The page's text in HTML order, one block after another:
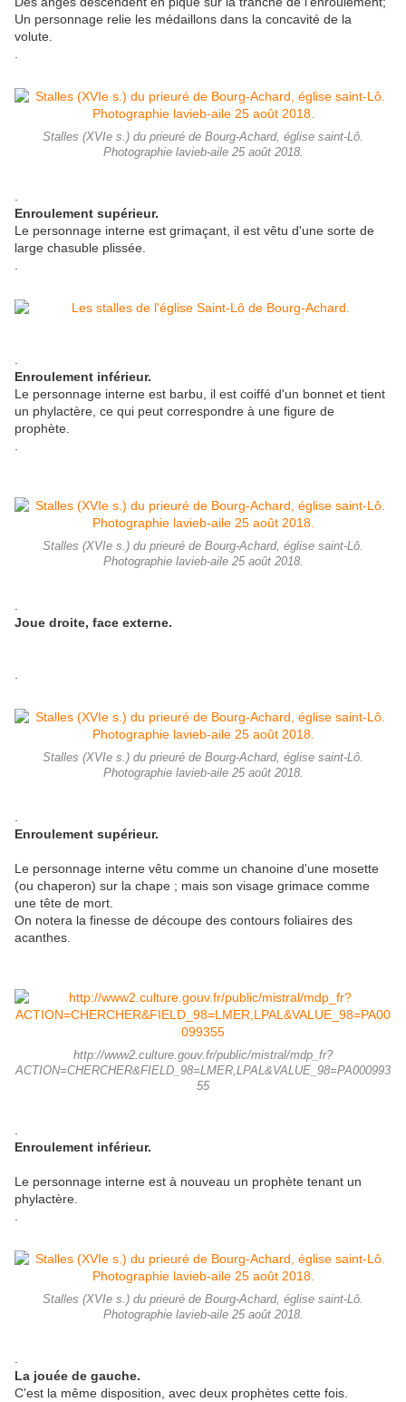
Un personnage relie les médaillons dans la concavité de la
volute.
Stalles (XVIe s.) du prieuré de Bourg-Achard, église saint-Lô.
Photographie lavieb-aile 25 août 2018.
Enroulement supérieur.
Le personnage interne est grimaçant, il est vêtu d'une sorte de
large chasuble plissée.
Enroulement inférieur.
Le personnage interne est barbu, il est coiffé d'un bonnet et tient
un phylactère, ce qui peut correspondre à une figure de
prophète.
Stalles (XVIe s.) du prieuré de Bourg-Achard, église saint-Lô.
Photographie lavieb-aile 25 août 2018.
Joue droite, face externe.
Stalles (XVIe s.) du prieuré de Bourg-Achard, église saint-Lô.
Photographie lavieb-aile 25 août 2018.
Enroulement supérieur.
Le personnage interne vêtu comme un chanoine d'une mosette
(ou chaperon) sur la chape ; mais son visage grimace comme
une tête de mort.
On notera la finesse de découpe des contours foliaires des
acanthes.
http://www2.culture.gouv.fr/public/mistral/mdp_fr?
ACTION=CHERCHER&FIELD_98=LMER,LPAL&VALUE_98=PA000993
55
Enroulement inférieur.
Le personnage interne est à nouveau un prophète tenant un
phylactère.
Stalles (XVIe s.) du prieuré de Bourg-Achard, église saint-Lô.
Photographie lavieb-aile 25 août 2018.
La jouée de gauche.
C'est la même disposition, avec deux prophètes cette fois.